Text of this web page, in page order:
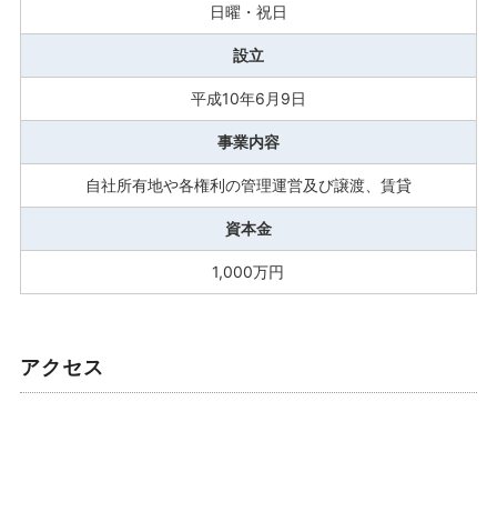
日曜・祝日
設立
平成10年6月9日
事業内容
自社所有地や各権利の管理運営及び譲渡、賃貸
資本金
1,000万円
アクセス